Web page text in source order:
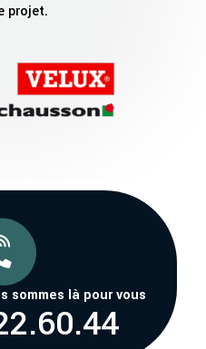
projet.
sommes là pour vous